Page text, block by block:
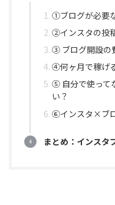
①ブログが必要
②インスタの投
③ ブログ開設の
④何ヶ月で稼げ
⑤ 自分で使って
い？
⑥インスタ×ブ
まとめ：インスタ